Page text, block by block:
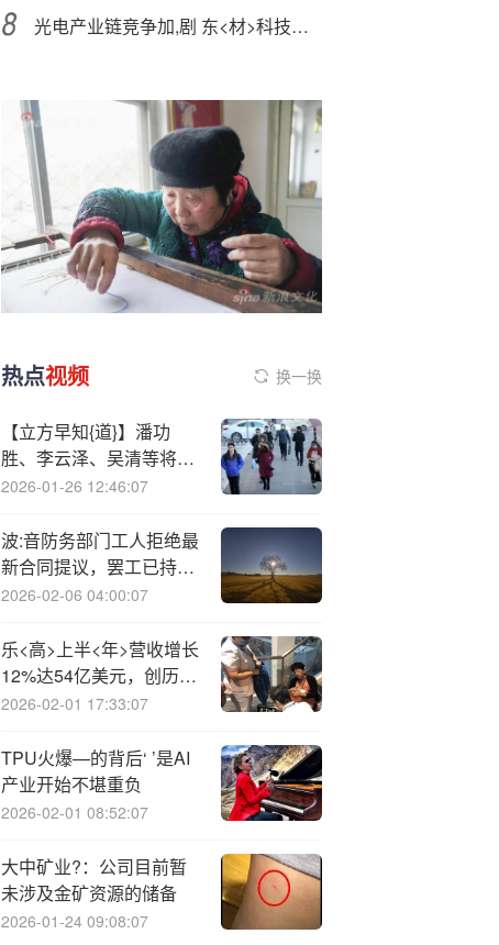
光电产业链竞争加,剧 东<材>科技终止募投项目部分产线
热点视频 换一换
【立方早知{道}】潘功
胜、李云泽、吴清等将集
体发声/浙大教授、50岁A
公布
2026-01-26 12:46:07
波:音防务部门工人拒绝最
新合同提议，罢工已持续
13周
2026-02-06 04:00:07
乐<高>上半<年>营收增长
12%达54亿美元，创历史
新高
2026-02-01 17:33:07
TPU火爆—的背后‘ ’是AI
产业开始不堪重负
2026-02-01 08:52:07
大中矿业?：公司目前暂
未涉及金矿资源的储备
2026-01-24 09:08:07